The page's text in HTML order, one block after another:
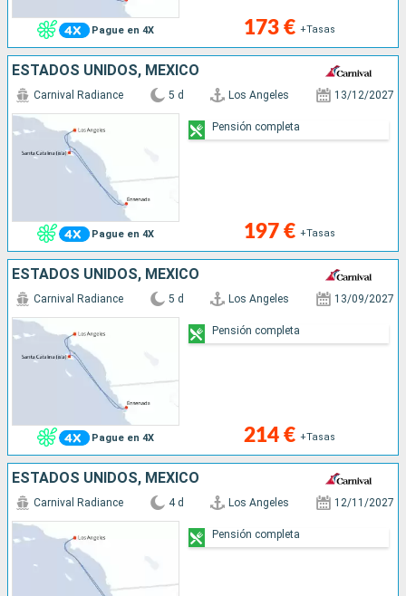
Pague en 4X 173 € +Tasas
ESTADOS UNIDOS, MÉXICO
Pague en 4X
Carnival Radiance 5 d Los Angeles 13/12/2027
197 € +Tasas
Pensión completa
ESTADOS UNIDOS, MÉXICO
Pague en 4X
Carnival Radiance 5 d Los Angeles 13/09/2027
214 € +Tasas
Pensión completa
ESTADOS UNIDOS, MÉXICO
Carnival Radiance 4 d Los Angeles 12/11/2027
Pensión completa